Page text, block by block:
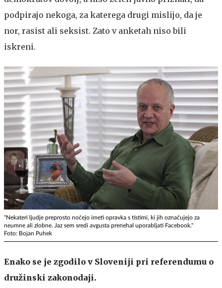
podpirajo nekoga, za katerega drugi mislijo, da je
nor, rasist ali seksist. Zato v anketah niso bili
iskreni.
"Nekateri ljudje preprosto nočejo imeti opravka s tistimi, ki jih označujejo za
neumne ali zlobne. Jaz sem sredi avgusta prenehal uporabljati Facebook."
Foto: Bojan Puhek
Enako se je zgodilo v Sloveniji pri referendumu o
družinski zakonodaji.